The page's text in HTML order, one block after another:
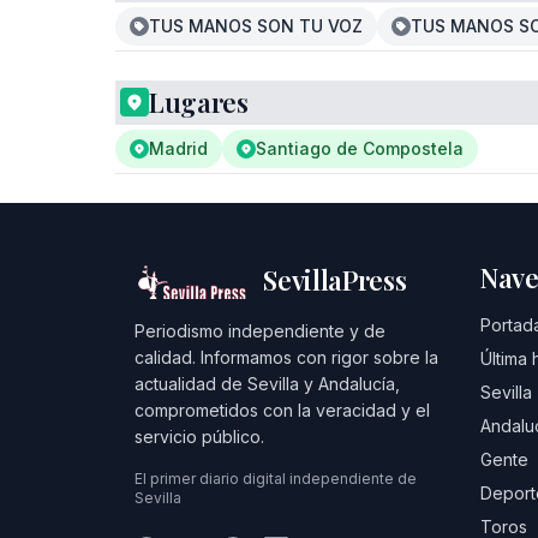
TUS MANOS SON TU VOZ TUS MANOS
Lugares
Madrid Santiago de Compostela
SevillaPress
Periodismo independiente y de
calidad. Informamos con rigor sobre la
actualidad de Sevilla y Andalucía,
comprometidos con la veracidad y el
servicio público.
El primer diario digital independiente de
Sevilla
Última
Sevilla
Gente
Toros